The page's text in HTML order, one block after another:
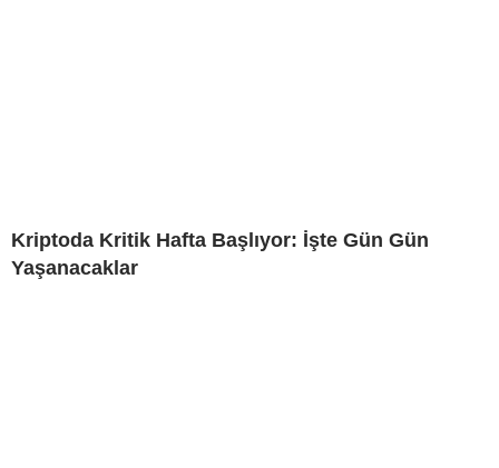
Kriptoda Kritik Hafta Başlıyor: İşte Gün Gün
Yaşanacaklar